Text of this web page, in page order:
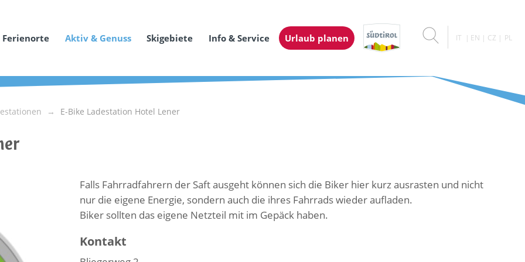
Ferienorte Aktiv & Genuss Skigebiete Info & Service Urlaub planen IT EN CZ PL
E-Bike Ladestation Hotel Lener
Falls Fahrradfahrern der Saft ausgeht können sich die Biker hier kurz ausrasten und nicht
nur die eigene Energie, sondern auch die ihres Fahrrads wieder aufladen.
Biker sollten das eigene Netzteil mit im Gepäck haben.
Kontakt